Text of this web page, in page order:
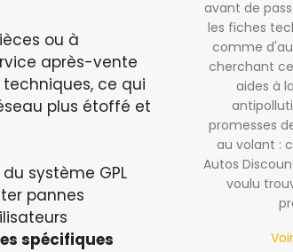
ou à
après-vente
ce qui
plus étoffé et
système GPL
pannes
spécifiques
avant de
les fiches
comme
cherchant ce
aides à
promesses
au volant :
Autos
voulu